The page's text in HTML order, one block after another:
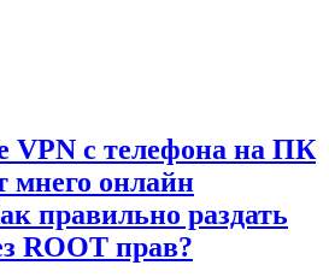
VPN с телефона на ПК
мнего онлайн
правильно раздать
ROOT прав?